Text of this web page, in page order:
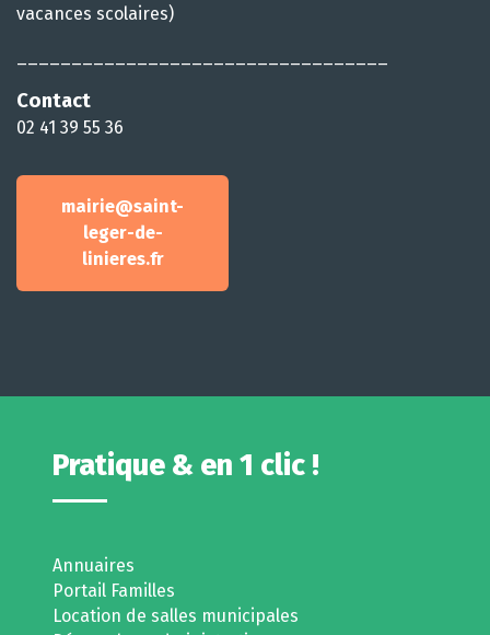
vacances scolaires)
Contact
02 41 39 55 36
mairie@saint-
leger-de-
linieres.fr
Pratique & en 1 clic !
Annuaires
Portail Familles
Location de salles municipales